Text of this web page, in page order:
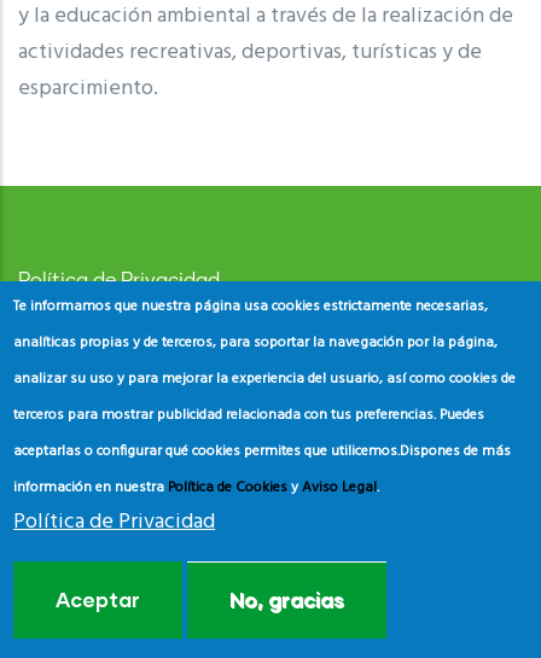
y la educación ambiental a través de la realización de
actividades recreativas, deportivas, turísticas y de
esparcimiento.
Política de Privacidad
Aviso Legal
Política de Cookies
Te informamos que nuestra página usa cookies estrictamente necesarias,
analíticas propias y de terceros, para soportar la navegación por la página,
analizar su uso y para mejorar la experiencia del usuario, así como cookies de
terceros para mostrar publicidad relacionada con tus preferencias. Puedes
aceptarlas o configurar qué cookies permites que utilicemos.Dispones de más
información en nuestra Política de CookiesyAviso Legal.
Política de Privacidad
Aceptar No, gracias